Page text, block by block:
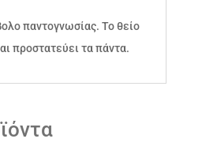
παντογνωσίας. Το θείο
προστατεύει τα πάντα.